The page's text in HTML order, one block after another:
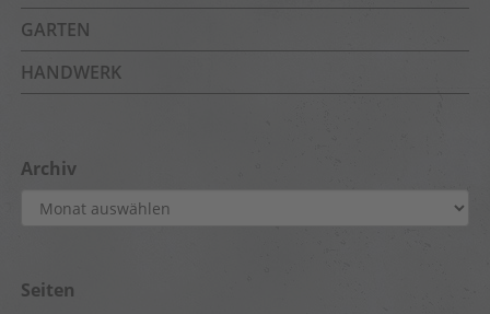
GARTEN
HANDWERK
Archiv
Archiv
Seiten